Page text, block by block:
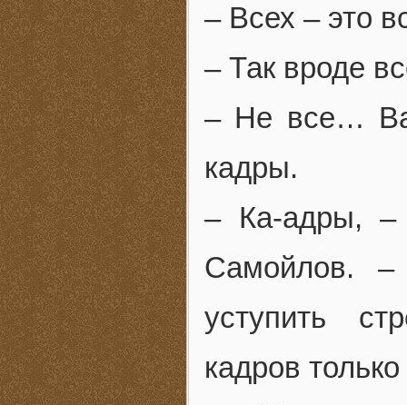
– Всех – это
– Так вроде
– Не все…
кадры.
– Ка-адры, –
Самойлов.
уступить
кадров